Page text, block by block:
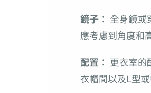
鏡子： 全身鏡或
應考慮到角度和
配置： 更衣室的
衣帽間以及L型